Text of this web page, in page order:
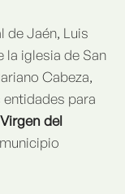
de Jaén, Luis
la iglesia de San
Cabeza,
para
del